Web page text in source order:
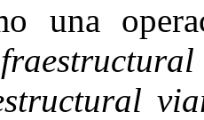
una